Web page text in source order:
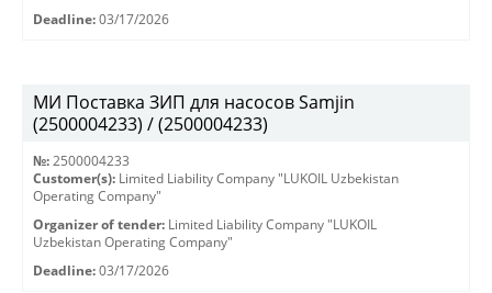
Deadline: 03/17/2026
МИ Поставка ЗИП для насосов Samjin
(2500004233) / (2500004233)
№: 2500004233
Customer(s): Limited Liability Company "LUKOIL Uzbekistan
Operating Company"
Organizer of tender: Limited Liability Company "LUKOIL
Uzbekistan Operating Company"
Deadline: 03/17/2026